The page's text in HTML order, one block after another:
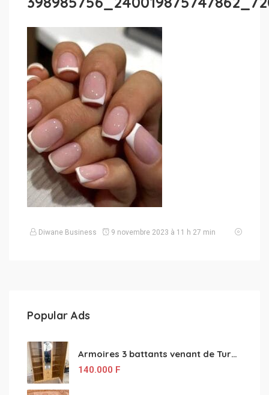
Diwane Business 9 novembre 2023 à 11 h 27 min
Popular Ads
Armoires 3 battants venant de Turquie disponibles
140.000 F